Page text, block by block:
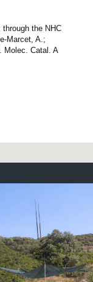
through the NHC
Marcet, A.;
Molec. Catal. A